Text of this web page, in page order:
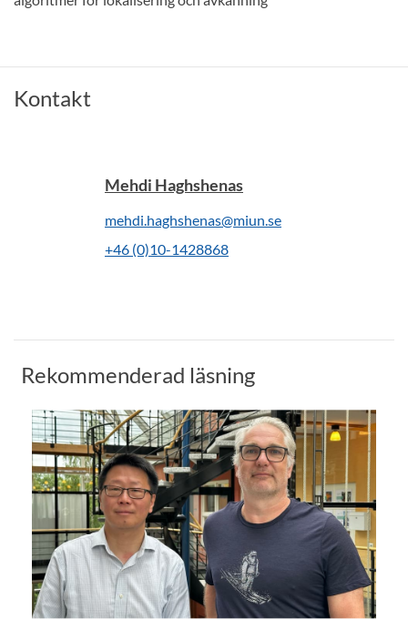
Kontakt
Mehdi Haghshenas
mehdi.haghshenas@miun.se
+46 (0)10-1428868
Rekommenderad läsning